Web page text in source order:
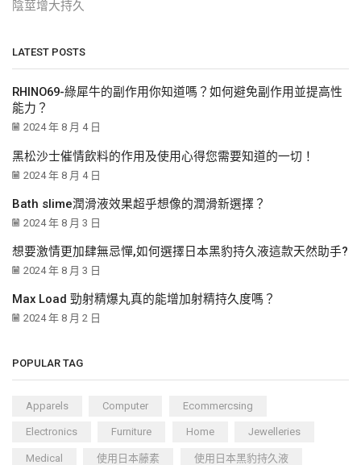
陰莖增大持久
LATEST POSTS
RHINO69-綠犀牛的副作用你知道嗎？如何避免副作用並提高性
能力？
2024 年 8 月 4 日
黑松沙士催情飲料的作用及使用心得您需要知道的一切！
2024 年 8 月 4 日
Bath slime潤滑液效果超乎想像的潤滑新選擇？
2024 年 8 月 3 日
想要激情更加肆無忌憚,如何選擇日本黑豹持久液這款天然助手?
2024 年 8 月 3 日
Max Load 勁射精爆丸真的能增加射精持久度嗎？
2024 年 8 月 2 日
POPULAR TAG
Apparels Computer Ecommercsing
Electronics Furniture Home Jewelleries
Medical 使用日本藤素 使用日本黑豹持久液